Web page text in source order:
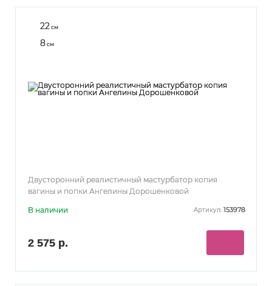
22 см
8см
Двусторонний реалистичный мастурбатор копия
вагины и попки Ангелины Дорошенковой
В наличии Артикул: 153978
2 575 р.